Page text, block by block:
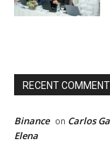
RECENT
Binance on Carlos
Elena